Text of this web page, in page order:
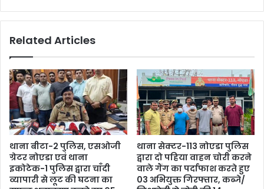
Related Articles
थाना बीटा-2 पुलिस, एसओजी
ग्रेटर नोएडा एवं थाना
इकोटेक-1 पुलिस द्वारा चाँदी
व्यापारी से लूट की घटना का
थाना सेक्टर-113 नोएडा पुलिस
द्वारा दो पहिया वाहन चोरी करने
वाले गैंग का पर्दाफाश करते हुए
03 अभियुक्त गिरफ्तार, कब्जे/